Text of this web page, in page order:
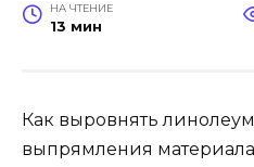
НА ЧТЕНИЕ
13 мин
Как выровнять
выпрямления материала